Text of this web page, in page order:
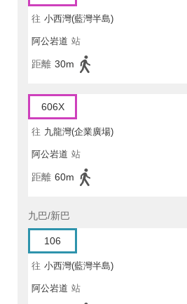
往 小西灣(藍灣半島)
阿公岩道 站
距離 30m
606X
往 九龍灣(企業廣場)
阿公岩道 站
距離 60m
九巴/新巴
106
往 小西灣(藍灣半島)
阿公岩道 站